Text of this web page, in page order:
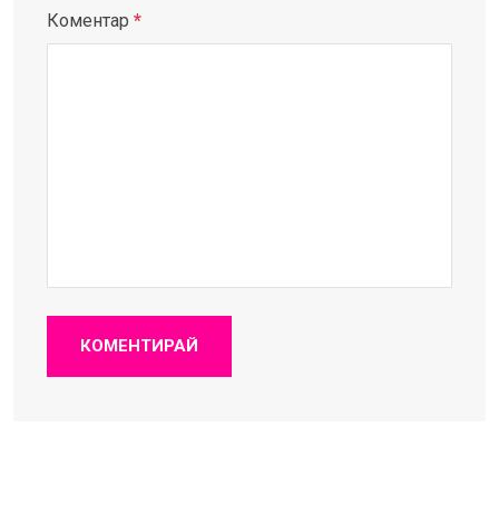
Коментар *
КОМЕНТИРАЙ